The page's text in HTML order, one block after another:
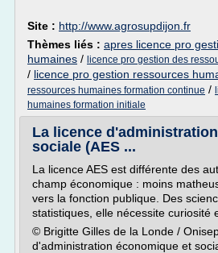
Site : http://www.agrosupdijon.fr
Thèmes liés : apres licence pro
humaines / licence pro gestion des
/ licence pro gestion ressources
ressources humaines formation continue /
humaines formation initiale
La licence
sociale (AES ...
La licence AES est différente des
champ économique : moins
vers la fonction publique. Des
statistiques, elle nécessite curiosité
© Brigitte Gilles de la Londe /
d'administration économique et